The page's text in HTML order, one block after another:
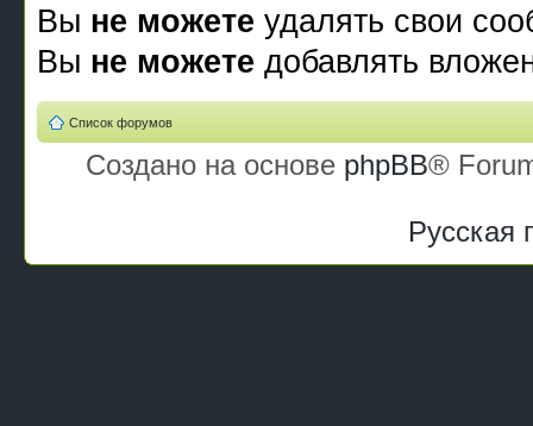
Вы не можете удалять свои
Вы не можете добавлять
Список форумов
Создано на основе phpBB®
Русская